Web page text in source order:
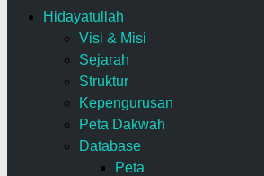
Hidayatullah
Visi & Misi
Sejarah
Struktur
Kepengurusan
Peta Dakwah
Database
Peta